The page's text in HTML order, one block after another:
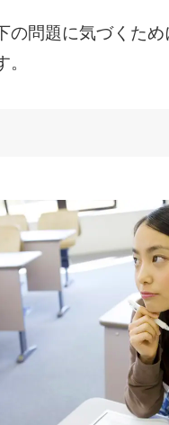
の問題に気づくた